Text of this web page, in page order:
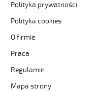
5G1,5
elastyczny
300/500V
żyły
kolorowe
Hekulabel
[kod:
Polityka prywatności
Polityka cookies
O firmie
Praca
Regulamin
Mapa strony